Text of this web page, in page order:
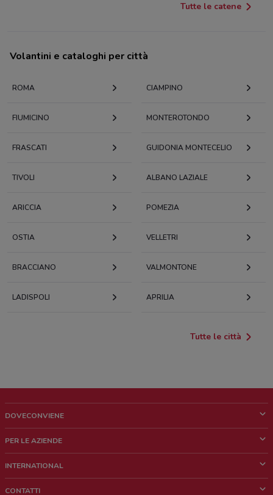
Tutte le catene
Volantini e cataloghi per città
ROMA CIAMPINO
FIUMICINO MONTEROTONDO
FRASCATI GUIDONIA MONTECELIO
TIVOLI ALBANO LAZIALE
ARICCIA POMEZIA
OSTIA VELLETRI
BRACCIANO VALMONTONE
LADISPOLI APRILIA
Tutte le città
DOVECONVIENE
Chi siamo
PER LE AZIENDE
Richieste commerciali e marketing
INTERNATIONAL
CONTATTI